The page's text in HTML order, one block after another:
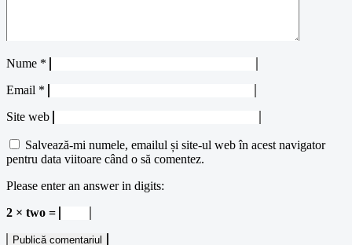
Nume *
Email *
Site web
Salvează-mi numele, emailul și site-ul web în acest navigator
pentru data viitoare când o să comentez.
Please enter an answer in digits:
2 × two =